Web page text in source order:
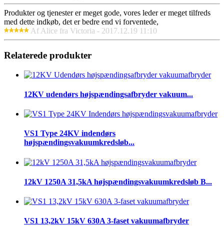
Produkter og tjenester er meget gode, vores leder er meget tilfreds
med dette indkøb, det er bedre end vi forventede,
Af Alice fra Victoria - 2017.12.19 11:10
Relaterede produkter
12KV udendørs højspændingsafbryder vakuum...
VS1 Type 24KV indendørs
højspændingsvakuumkredsløb...
12kV 1250A 31,5kA højspændingsvakuumkredsløb B...
VS1 13,2kV 15kV 630A 3-faset vakuumafbryder